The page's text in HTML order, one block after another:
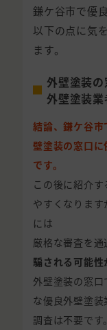
鎌ケ谷市で優
以下の点に気
ます。
外壁塗装
外壁塗装業
結論、鎌ケ谷
壁塗装の窓口
です。
この後に紹介
やすくなりま
には
厳格な審査を通
騙される可能性
外壁塗装の窓
な優良外壁塗
調査は不要です。